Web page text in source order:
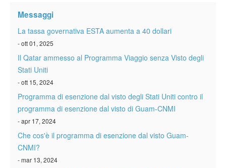
ESTA info
Contatto
Messaggi
La tassa governativa ESTA aumenta a 40 dollari
- ott 01, 2025
Il Qatar ammesso al Programma Viaggio senza Visto degli
Stati Uniti
- ott 15, 2024
Programma di esenzione dal visto degli Stati Uniti contro il
programma di esenzione dal visto di Guam-CNMI
- apr 17, 2024
Che cos'è il programma di esenzione dal visto Guam-
CNMI?
- mar 13, 2024